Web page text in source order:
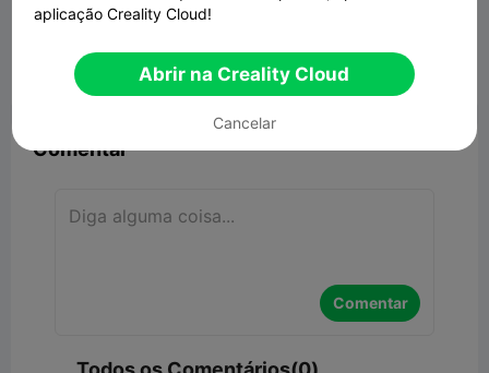
would be grand and I would owe you my
Denunciar 
Comentar
Comentar
aplicação Creality Cloud!
Abrir na Creality Cloud
Cancelar